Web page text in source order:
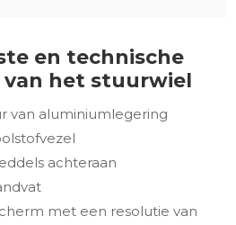
en technische
van het stuurwiel
van aluminiumlegering
achteraan
met een resolutie van